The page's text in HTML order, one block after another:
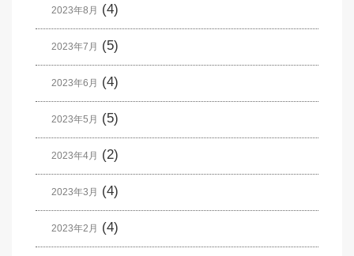
2023年8月 (4)
2023年7月 (5)
2023年6月 (4)
2023年5月 (5)
2023年4月 (2)
2023年3月 (4)
2023年2月 (4)